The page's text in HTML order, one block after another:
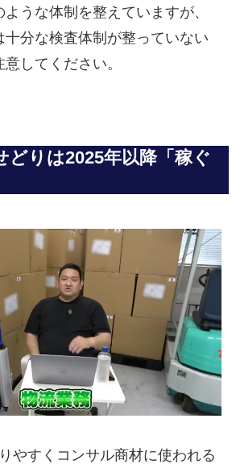
うな体制を整えていますが、
十分な検査体制が整っていない
してください。
どりは2025年以降「稼ぐ
やすくコンサル商材に使われる